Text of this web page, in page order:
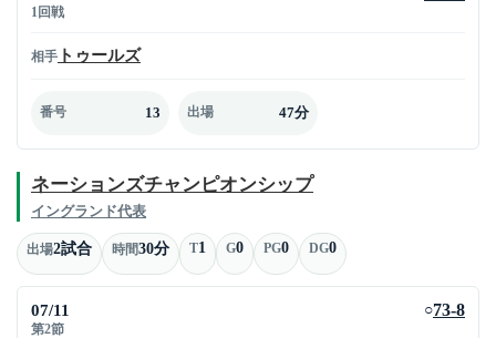
1回戦
相手 トゥールズ
番号 13 出場 47分
ネーションズチャンピオンシップ
イングランド代表
出場2試合 時間30分 T1 G0 PG0 DG0
07/11
第2節
○73-8